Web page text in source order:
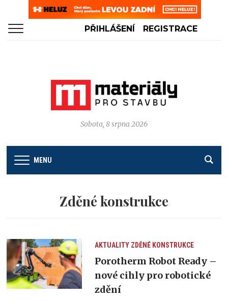
PŘIHLÁŠENÍ REGISTRACE
Sobota, 8 srpna 2026
MENU
Zděné konstrukce
AKTUALITY ZDĚNÉ KONSTRUKCE
Porotherm Robot Ready –
nové cihly pro robotické
zdění